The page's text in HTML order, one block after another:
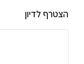
הצטרף לדיון